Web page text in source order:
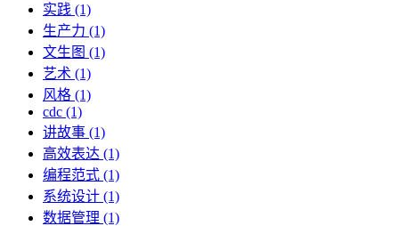
实践 (1)
生产力 (1)
文生图 (1)
艺术 (1)
风格 (1)
cdc (1)
讲故事 (1)
高效表达 (1)
编程范式 (1)
系统设计 (1)
数据管理 (1)